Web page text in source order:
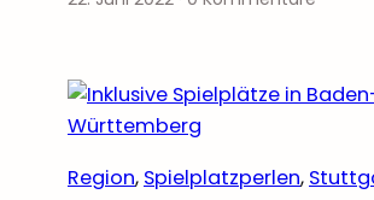
Region, Spielplatzperlen,